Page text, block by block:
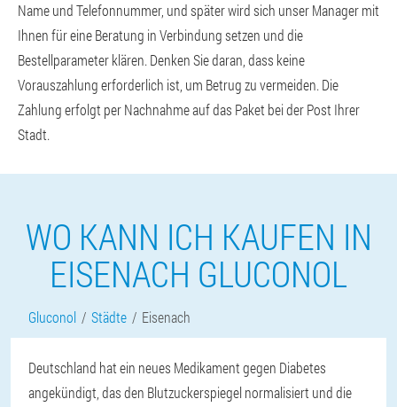
Name und Telefonnummer, und später wird sich unser Manager mit
Ihnen für eine Beratung in Verbindung setzen und die
Bestellparameter klären. Denken Sie daran, dass keine
Vorauszahlung erforderlich ist, um Betrug zu vermeiden. Die
Zahlung erfolgt per Nachnahme auf das Paket bei der Post Ihrer
Stadt.
WO KANN ICH KAUFEN IN
EISENACH GLUCONOL
Gluconol Städte Eisenach
Deutschland hat ein neues Medikament gegen Diabetes
angekündigt, das den Blutzuckerspiegel normalisiert und die